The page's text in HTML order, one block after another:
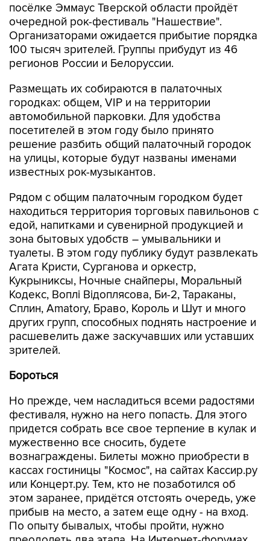
посёлке Эммаус Тверской области пройдёт
очередной рок-фестиваль "Нашествие".
Организаторами ожидается прибытие порядка
100 тысяч зрителей. Группы прибудут из 46
регионов России и Белоруссии.
Размещать их собираются в палаточных
городках: общем, VIP и на территории
автомобильной парковки. Для удобства
посетителей в этом году было принято
решение разбить общий палаточный городок
на улицы, которые будут названы именами
известных рок-музыкантов.
Рядом с общим палаточным городком будет
находиться территория торговых павильонов с
едой, напитками и сувенирной продукцией и
зона бытовых удобств – умывальники и
туалеты. В этом году публику будут развлекать
Агата Кристи, Сурганова и оркестр,
Кукрыниксы, Ночные снайперы, Моральный
Кодекс, Воплi Вiдоплясова, Би-2, Тараканы,
Сплин, Amatory, Браво, Король и Шут и много
других групп, способных поднять настроение и
расшевелить даже заскучавших или уставших
зрителей.
Бороться
Но прежде, чем насладиться всеми радостями
фестиваля, нужно на него попасть. Для этого
придется собрать все свое терпение в кулак и
мужественно все сносить, будете
вознаграждены. Билеты можно приобрести в
кассах гостиницы "Космос", на сайтах Кассир.ру
или Концерт.ру. Тем, кто не позаботился об
этом заранее, придётся отстоять очередь, уже
прибыв на место, а затем еще одну - на вход.
По опыту бывалых, чтобы пройти, нужно